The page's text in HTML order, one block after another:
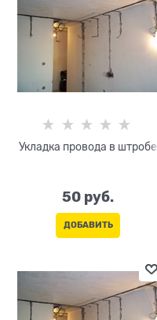
Укладка провода в штробе
50 руб.
ДОБАВИТЬ